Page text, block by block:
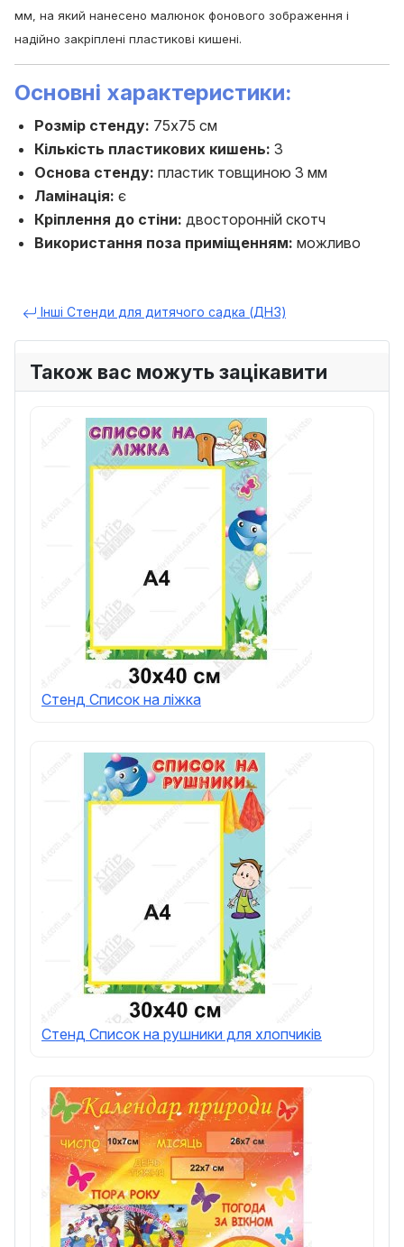
мм, на який нанесено малюнок фонового зображення і
надійно закріплені пластикові кишені.
Основні характеристики:
Розмір стенду: 75х75 см
Кількість пластикових кишень: 3
Основа стенду:пластик товщиною 3 мм
Ламінація: є
Кріплення до стіни:двосторонній скотч
Використання поза приміщенням:можливо
Інші Стенди для дитячого садка (ДНЗ)
Також вас можуть зацікавити
Стенд Список на ліжка
Стенд Список на рушники для хлопчиків